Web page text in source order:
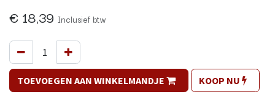
€ 18,39 Inclusief btw
TOEVOEGEN AAN WINKELMANDJE KOOP NU